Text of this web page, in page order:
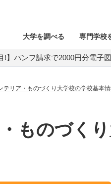
大学を調べる 専門学校
!】パンフ請求で2000円分電子
テリア・ものづくり大学校の学校基本
ものづく